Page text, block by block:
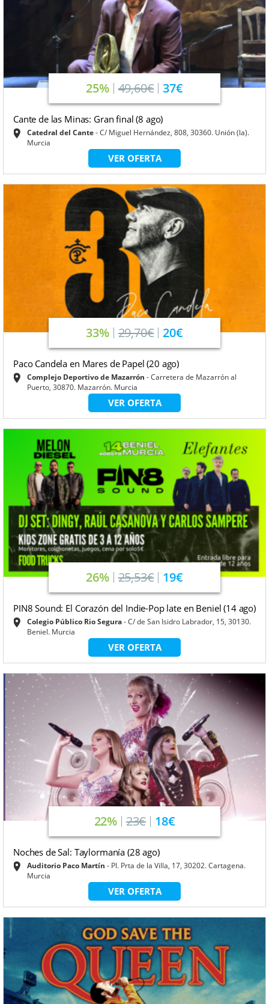
25% 49,60€ 37€
Cante de las Minas: Gran final (8 ago)
Catedral del Cante C/ Miguel Hernández, 808, 30360. Unión (la).
Murcia
VER OFERTA
33% 29,70€ 20€
Paco Candela en Mares de Papel (20 ago)
Complejo Deportivo de Mazarrón
Carretera de Mazarrón al
Puerto, 30870. Mazarrón. Murcia
VER OFERTA
26% 25,53€ 19€
PIN8 Sound: El Corazón del Indie-Pop late en Beniel (14 ago)
Colegio Público Rio Segura C/ de San Isidro Labrador, 15, 30130.
Beniel. Murcia
VER OFERTA
22% 23€ 18€
Noches de Sal: Taylormanía (28 ago)
Auditorio Paco Martín
Pl. Prta de la Villa, 17, 30202. Cartagena.
Murcia
VER OFERTA